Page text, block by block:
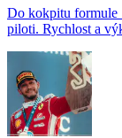
Do kokpitu formule
piloti. Rychlost a